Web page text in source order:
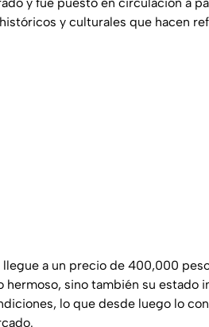
y culturales que hacen
a un precio de 400,000
hermoso, sino también su estado
lo que desde luego lo